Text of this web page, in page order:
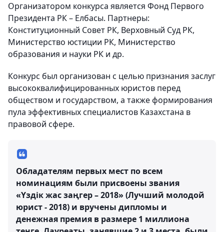
Организатором конкурса является Фонд Первого
Президента РК – Елбасы. Партнеры:
Конституционный Совет РК, Верховный Суд РК,
Министерство юстиции РК, Министерство
образования и науки РК и др.
Конкурс был организован с целью признания заслуг
высококвалифицированных юристов перед
обществом и государством, а также формирования
пула эффективных специалистов Казахстана в
правовой сфере.
Обладателям первых мест по всем
номинациям были присвоены звания
«Үздік жас заңгер – 2018» (Лучший молодой
юрист - 2018) и вручены дипломы и
денежная премия в размере 1 миллиона